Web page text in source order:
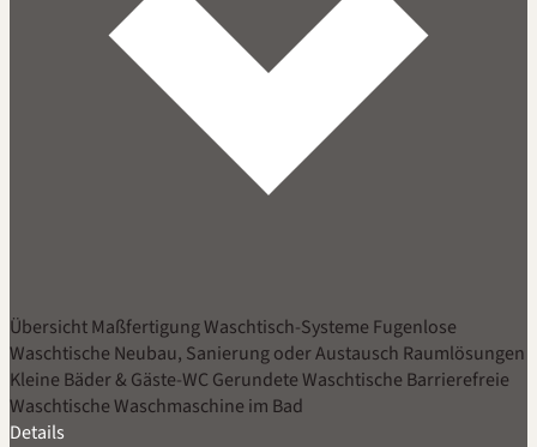
ÜbersichtMaßfertigungWaschtisch-Systeme Fugenlose
Waschtische Neubau, Sanierung oder Austausch Raumlösungen
Kleine Bäder & Gäste-WC Gerundete Waschtische Barrierefreie
WaschtischeWaschmaschine im Bad
Details